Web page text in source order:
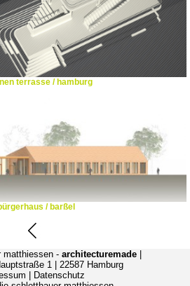
terrasse / hamburg
/ barßel
matthiessen - architecturemade |
1 | 22587 Hamburg
| Datenschutz